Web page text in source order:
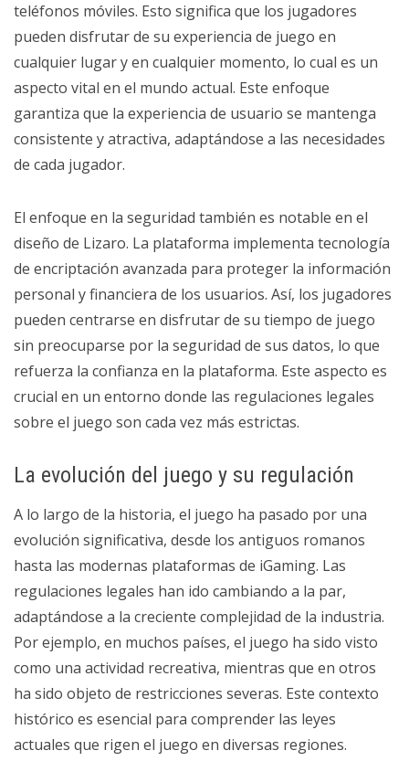
teléfonos móviles. Esto significa que los jugadores
pueden disfrutar de su experiencia de juego en
cualquier lugar y en cualquier momento, lo cual es un
aspecto vital en el mundo actual. Este enfoque
garantiza que la experiencia de usuario se mantenga
consistente y atractiva, adaptándose a las necesidades
de cada jugador.
El enfoque en la seguridad también es notable en el
diseño de Lizaro. La plataforma implementa tecnología
de encriptación avanzada para proteger la información
personal y financiera de los usuarios. Así, los jugadores
pueden centrarse en disfrutar de su tiempo de juego
sin preocuparse por la seguridad de sus datos, lo que
refuerza la confianza en la plataforma. Este aspecto es
crucial en un entorno donde las regulaciones legales
sobre el juego son cada vez más estrictas.
La evolución del juego y su regulación
A lo largo de la historia, el juego ha pasado por una
evolución significativa, desde los antiguos romanos
hasta las modernas plataformas de iGaming. Las
regulaciones legales han ido cambiando a la par,
adaptándose a la creciente complejidad de la industria.
Por ejemplo, en muchos países, el juego ha sido visto
como una actividad recreativa, mientras que en otros
ha sido objeto de restricciones severas. Este contexto
histórico es esencial para comprender las leyes
actuales que rigen el juego en diversas regiones.